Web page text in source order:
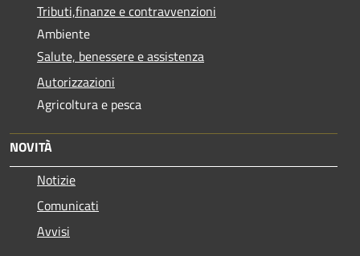
Tributi,finanze e contravvenzioni
Ambiente
Salute, benessere e assistenza
Autorizzazioni
Agricoltura e pesca
NOVITÀ
Notizie
Comunicati
Avvisi